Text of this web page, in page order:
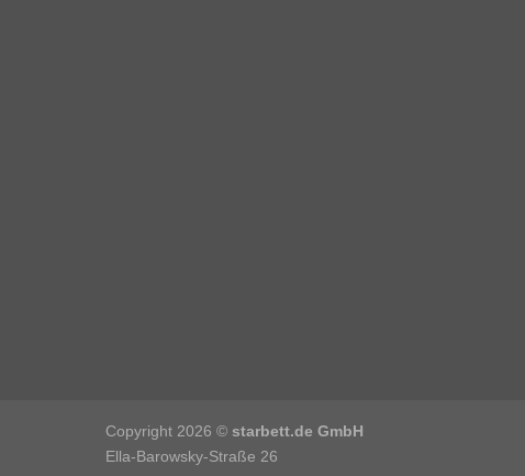
Copyright 2026 © starbett.de GmbH
Ella-Barowsky-Straße 26